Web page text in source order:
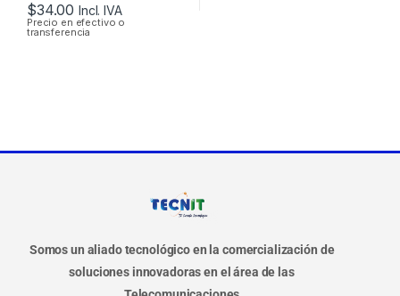
$34.00 Incl. IVA
Precio en efectivo o
transferencia
Somos un aliado tecnológico en la comercialización de
soluciones innovadoras en el área de las